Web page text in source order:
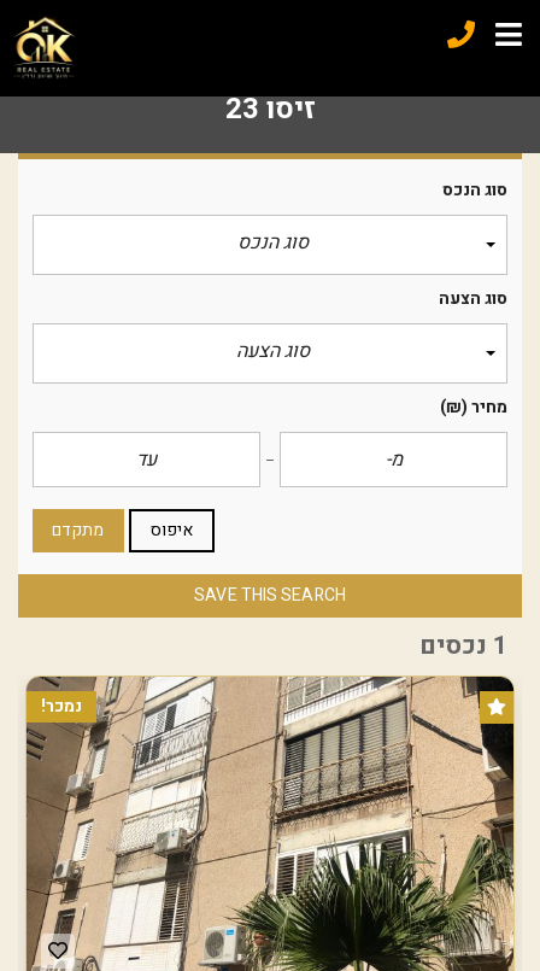
זיסו 23
סוג הנכס
סוג הנכס
סוג הצעה
סוג הצעה
מחיר(₪)
איפוס מתקדם
SAVE THIS SEARCH
1 נכסים
נמכר!